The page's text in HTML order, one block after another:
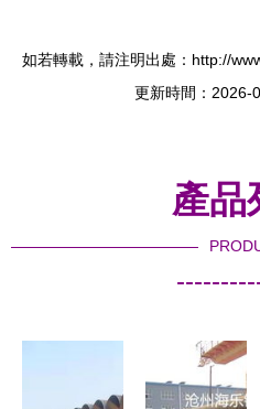
如若轉載，請注明出處：http://
更新時間：2026-
產品